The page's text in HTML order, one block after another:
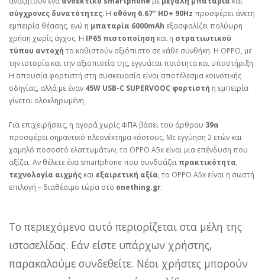
σύγχρονες δυνατότητες. Η οθόνη 6.67″ HD+ 90Hz προσφέρει άνετη
εμπειρία θέασης, ενώ η μπαταρία 6000mAh εξασφαλίζει πολύωρη
χρήση χωρίς άγχος. Η IP65 πιστοποίηση και η στρατιωτικού
τύπου αντοχή το καθιστούν αξιόπιστο σε κάθε συνθήκη. Η OPPO, με
την ιστορία και την αξιοπιστία της, εγγυάται ποιότητα και υποστήριξη.
Η απουσία φορτιστή στη συσκευασία είναι αποτέλεσμα κοινοτικής
οδηγίας, αλλά με έναν 45W USB-C SUPERVOOC φορτιστή η εμπειρία
γίνεται ολοκληρωμένη.
Για επιχειρήσεις, η αγορά χωρίς ΦΠΑ βάσει του άρθρου 39α
προσφέρει σημαντικό πλεονέκτημα κόστους. Με εγγύηση 2 ετών και
χαμηλό ποσοστό ελαττωμάτων, το OPPO A5x είναι μια επένδυση που
αξίζει. Αν θέλετε ένα smartphone που συνδυάζει πρακτικότητα,
τεχνολογία αιχμής καιεξαιρετική αξία, το OPPO A5x είναι η σωστή
επιλογή – διαθέσιμο τώρα στο onething.gr.
Το περιεχόμενο αυτό περιορίζεται στα μέλη της
ιστοσελίδας. Εάν είστε υπάρχων χρήστης,
παρακαλούμε συνδεθείτε. Νέοι χρήστες μπορούν